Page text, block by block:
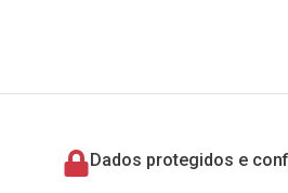
Dados protegidos e